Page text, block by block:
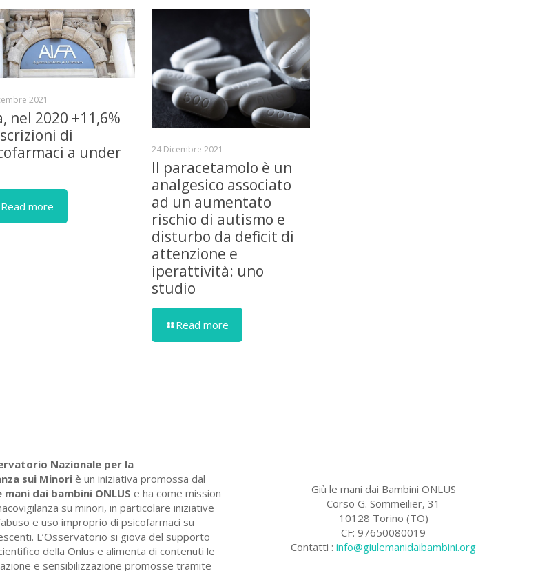
2021
nel 2020 +11,6%
di
a under
Read more
24 Dicembre 2021
Il paracetamolo è un
analgesico associato
ad un aumentato
rischio di autismo e
disturbo da deficit di
attenzione e
iperattività: uno
studio
Read more
Nazionale per la
sui Minoriè un iniziativa promossa dal
mani dai bambini ONLUS e ha come mission
su minori, in particolare iniziative
e uso improprio di psicofarmaci su
L’Osservatorio si giova del supporto
della Onlus e alimenta di contenuti le
e sensibilizzazione promosse tramite
Giù le mani dai Bambini ONLUS
Corso G. Sommeilier, 31
10128 Torino (TO)
CF: 97650080019
Contatti :info@giulemanidaibambini.org